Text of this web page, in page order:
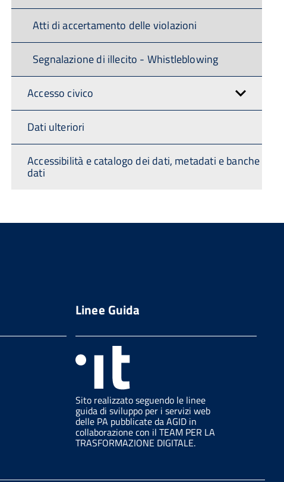
Atti di accertamento delle violazioni
Segnalazione di illecito - Whistleblowing
Accesso civico
Dati ulteriori
Accessibilità e catalogo dei dati, metadati e banche
dati
Linee Guida
Sito realizzato seguendo le linee
guida di sviluppo per i servizi web
delle PA pubblicate da AGID in
collaborazione con il TEAM PER LA
TRASFORMAZIONE DIGITALE.